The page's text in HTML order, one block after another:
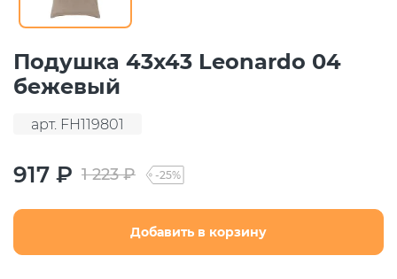
Подушка 43х43 Leonardo 04
бежевый
арт. FH119801
917 ₽ 1 223 ₽ -25%
Добавить в корзину